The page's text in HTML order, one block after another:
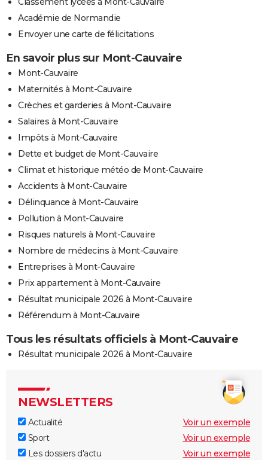
Académie de Normandie
Envoyer une carte de félicitations
En savoir plus sur Mont-Cauvaire
Mont-Cauvaire
Maternités à Mont-Cauvaire
Crèches et garderies à Mont-Cauvaire
Salaires à Mont-Cauvaire
Impôts à Mont-Cauvaire
Dette et budget de Mont-Cauvaire
Climat et historique météo de Mont-Cauvaire
Accidents à Mont-Cauvaire
Délinquance à Mont-Cauvaire
Pollution à Mont-Cauvaire
Risques naturels à Mont-Cauvaire
Nombre de médecins à Mont-Cauvaire
Entreprises à Mont-Cauvaire
Prix appartement à Mont-Cauvaire
Résultat municipale 2026 à Mont-Cauvaire
Référendum à Mont-Cauvaire
Tous les résultats officiels à Mont-Cauvaire
Résultat municipale 2026 à Mont-Cauvaire
NEWSLETTERS
Actualité
Voir un exemple
Sport
Voir un exemple
Les dossiers d'actu
Voir un exemple